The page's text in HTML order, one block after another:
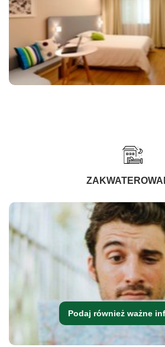
Podaj również ważne